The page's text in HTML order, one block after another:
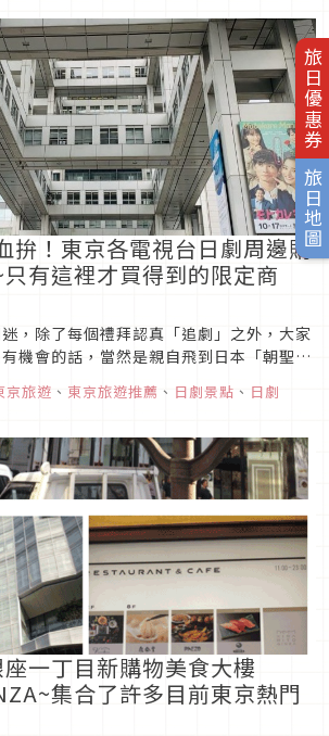
旅日優惠券
旅日地圖
拚！東京各電視台日劇周邊購
有這裡才買得到的限定商
，除了每個禮拜認真「追劇」之外，大家
機會的話，當然是親自飛到日本「朝聖」
還要購買自己喜愛的日劇周邊商品，無論
京旅遊 、 東京旅遊推薦 、 日劇景點 、 日劇
一丁目新購物美食大樓
集合了許多目前東京熱門